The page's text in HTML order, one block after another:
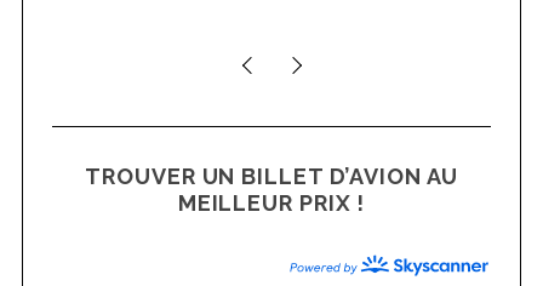
TROUVER UN BILLET D’AVION AU
MEILLEUR PRIX !
o
: